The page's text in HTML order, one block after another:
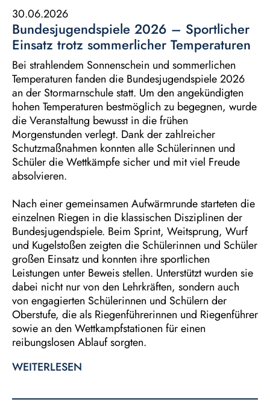
30.06.2026
Bundesjugendspiele 2026 – Sportlicher
Einsatz trotz sommerlicher Temperaturen
Bei strahlendem Sonnenschein und sommerlichen
Temperaturen fanden die Bundesjugendspiele 2026
an der Stormarnschule statt. Um den angekündigten
hohen Temperaturen bestmöglich zu begegnen, wurde
die Veranstaltung bewusst in die frühen
Morgenstunden verlegt. Dank der zahlreicher
Schutzmaßnahmen konnten alle Schülerinnen und
Schüler die Wettkämpfe sicher und mit viel Freude
absolvieren.
Nach einer gemeinsamen Aufwärmrunde starteten die
einzelnen Riegen in die klassischen Disziplinen der
Bundesjugendspiele. Beim Sprint, Weitsprung, Wurf
und Kugelstoßen zeigten die Schülerinnen und Schüler
großen Einsatz und konnten ihre sportlichen
Leistungen unter Beweis stellen. Unterstützt wurden sie
dabei nicht nur von den Lehrkräften, sondern auch
von engagierten Schülerinnen und Schülern der
Oberstufe, die als Riegenführerinnen und Riegenführer
sowie an den Wettkampfstationen für einen
reibungslosen Ablauf sorgten.
WEITERLESEN